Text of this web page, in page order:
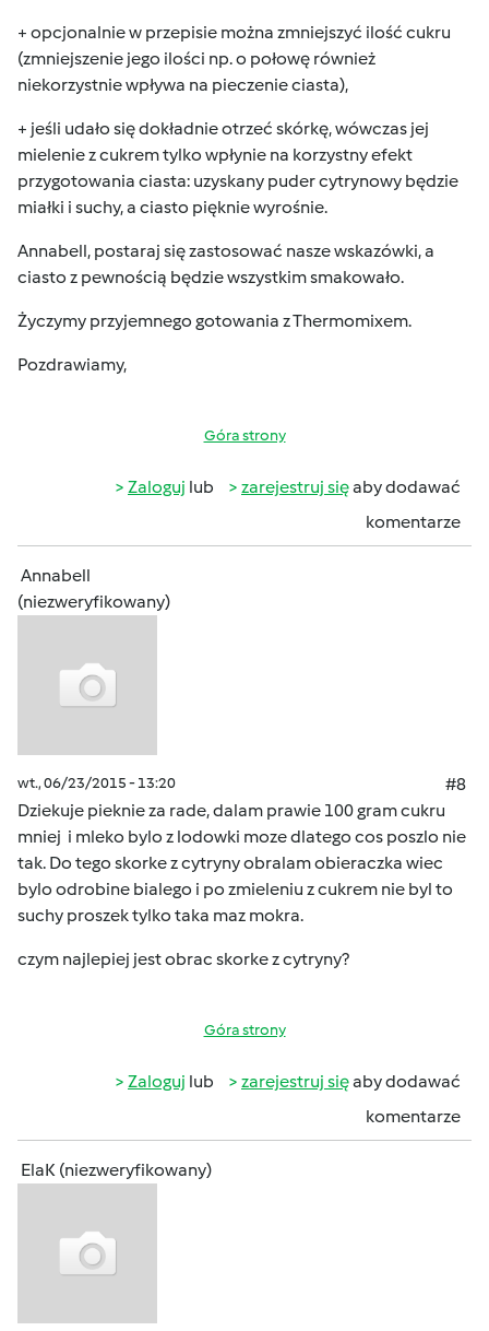
+ opcjonalnie w przepisie można zmniejszyć ilość cukru
(zmniejszenie jego ilości np. o połowę również
niekorzystnie wpływa na pieczenie ciasta),
+ jeśli udało się dokładnie otrzeć skórkę, wówczas jej
mielenie z cukrem tylko wpłynie na korzystny efekt
przygotowania ciasta: uzyskany puder cytrynowy będzie
miałki i suchy, a ciasto pięknie wyrośnie.
Annabell, postaraj się zastosować nasze wskazówki, a
ciasto z pewnością będzie wszystkim smakowało.
Życzymy przyjemnego gotowania z Thermomixem.
Pozdrawiamy,
Góra strony
Zaloguj lub zarejestruj sięaby dodawać
komentarze
Annabell
(niezweryfikowany)
wt., 06/23/2015 - 13:20
#8
Dziekuje pieknie za rade, dalam prawie 100 gram cukru
mniej i mleko bylo z lodowki moze dlatego cos poszlo nie
tak. Do tego skorke z cytryny obralam obieraczka wiec
bylo odrobine bialego i po zmieleniu z cukrem nie byl to
suchy proszek tylko taka maz mokra.
czym najlepiej jest obrac skorke z cytryny?
Góra strony
Zaloguj lub zarejestruj sięaby dodawać
komentarze
ElaK (niezweryfikowany)